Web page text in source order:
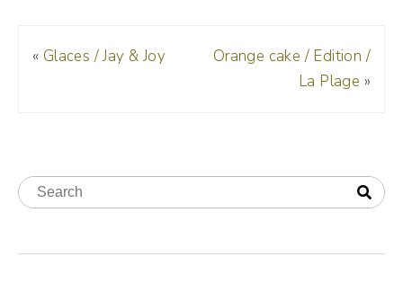
« Glaces / Jay & Joy
Orange cake / Edition /
La Plage »